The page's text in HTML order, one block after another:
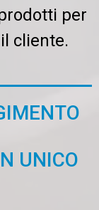
per
cliente.
UNICO